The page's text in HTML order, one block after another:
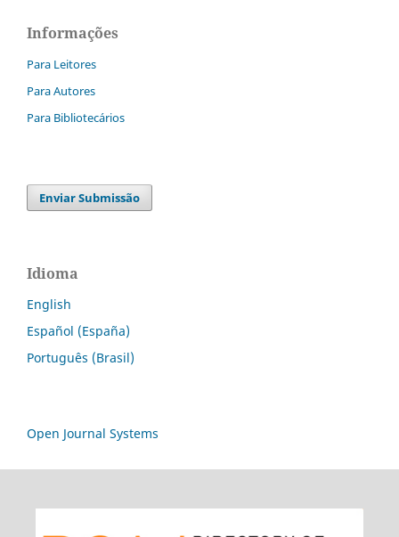
Informações
Para Leitores
Para Autores
Para Bibliotecários
Enviar Submissão
Idioma
English
Español (España)
Português (Brasil)
Open Journal Systems